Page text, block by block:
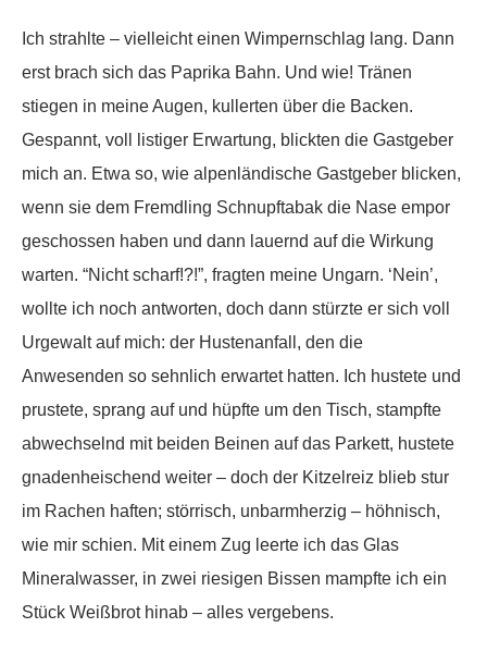
Ich strahlte – vielleicht einen Wimpernschlag lang. Dann
erst brach sich das Paprika Bahn. Und wie! Tränen
stiegen in meine Augen, kullerten über die Backen.
Gespannt, voll listiger Erwartung, blickten die Gastgeber
mich an. Etwa so, wie alpenländische Gastgeber blicken,
wenn sie dem Fremdling Schnupftabak die Nase empor
geschossen haben und dann lauernd auf die Wirkung
warten. “Nicht scharf!?!”, fragten meine Ungarn. ‘Nein’,
wollte ich noch antworten, doch dann stürzte er sich voll
Urgewalt auf mich: der Hustenanfall, den die
Anwesenden so sehnlich erwartet hatten. Ich hustete und
prustete, sprang auf und hüpfte um den Tisch, stampfte
abwechselnd mit beiden Beinen auf das Parkett, hustete
gnadenheischend weiter – doch der Kitzelreiz blieb stur
im Rachen haften; störrisch, unbarmherzig – höhnisch,
wie mir schien. Mit einem Zug leerte ich das Glas
Mineralwasser, in zwei riesigen Bissen mampfte ich ein
Stück Weißbrot hinab – alles vergebens.